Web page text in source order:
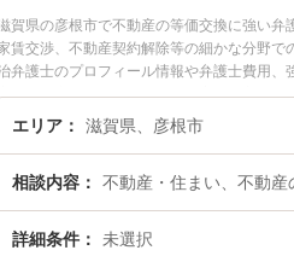
賀県の彦根市で不動産の等価交換に強い
賃交渉、不動産契約解除等の細かな分野
弁護士のプロフィール情報や弁護士費用
の等価交換のトラブル解決の実績豊富な
相談者さんにおすすめです。
エリア 滋賀県、彦根市
相談内容 不動産・住まい、不動産
詳細条件 未選択